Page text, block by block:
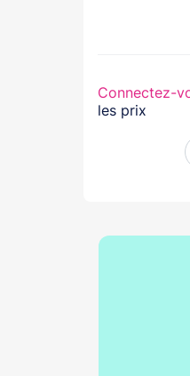
Connectez-
les prix